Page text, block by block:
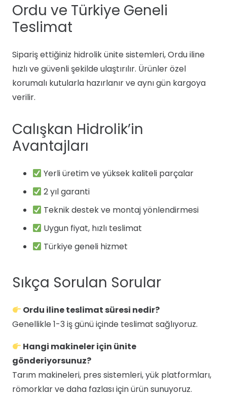
Ordu ve Türkiye Geneli
Teslimat
Sipariş ettiğiniz hidrolik ünite sistemleri, Ordu iline
hızlı ve güvenli şekilde ulaştırılır. Ürünler özel
korumalı kutularla hazırlanır ve aynı gün kargoya
verilir.
Calışkan Hidrolik’in
Avantajları
Yerli üretim ve yüksek kaliteli parçalar
2 yıl garanti
Teknik destek ve montaj yönlendirmesi
Uygun fiyat, hızlı teslimat
Türkiye geneli hizmet
Sıkça Sorulan Sorular
Ordu iline teslimat süresi nedir?
Genellikle 1-3 iş günü içinde teslimat sağlıyoruz.
Hangi makineler için ünite
gönderiyorsunuz?
Tarım makineleri, pres sistemleri, yük platformları,
römorklar ve daha fazlası için ürün sunuyoruz.